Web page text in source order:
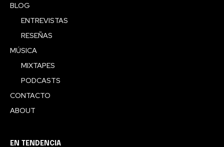
BLOG
ENTREVISTAS
RESEÑAS
MÚSICA
MIXTAPES
PODCASTS
CONTACTO
ABOUT
EN TENDENCIA